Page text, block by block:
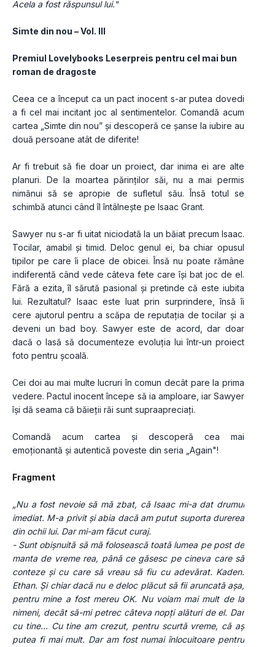
Acela a fost răspunsul lui."
Simte din nou – Vol. III
Premiul Lovelybooks Leserpreis pentru cel mai bun
roman de dragoste
Ceea ce a început ca un pact inocent s-ar putea dovedi
a fi cel mai incitant joc al sentimentelor. Comandă acum
cartea „Simte din nou” și descoperă ce șanse la iubire au
două persoane atât de diferite!
Ar fi trebuit să fie doar un proiect, dar inima ei are alte
planuri. De la moartea părinților săi, nu a mai permis
nimănui să se apropie de sufletul său. Însă totul se
schimbă atunci când îl întâlnește pe Isaac Grant.
Sawyer nu s-ar fi uitat niciodată la un băiat precum Isaac.
Tocilar, amabil și timid. Deloc genul ei, ba chiar opusul
tipilor pe care îi place de obicei. Însă nu poate rămâne
indiferentă când vede câteva fete care își bat joc de el.
Fără a ezita, îl sărută pasional și pretinde că este iubita
lui. Rezultatul? Isaac este luat prin surprindere, însă îi
cere ajutorul pentru a scăpa de reputația de tocilar și a
deveni un bad boy. Sawyer este de acord, dar doar
dacă o lasă să documenteze evoluția lui într-un proiect
foto pentru școală.
Cei doi au mai multe lucruri în comun decât pare la prima
vedere. Pactul inocent începe să ia amploare, iar Sawyer
își dă seama că băieții răi sunt supraapreciați.
Comandă acum cartea și descoperă cea mai
emoționantă și autentică poveste din seria „Again"!
Fragment
„Nu a fost nevoie să mă zbat, că Isaac mi-a dat drumul
imediat. M-a privit și abia dacă am putut suporta durerea
din ochii lui. Dar mi-am făcut curaj.
- Sunt obișnuită să mă folosească toată lumea pe post de
manta de vreme rea, până ce găsesc pe cineva care să
conteze și cu care să vreau să fiu cu adevărat. Kaden.
Ethan. Și chiar dacă nu e deloc plăcut să fii aruncată așa,
pentru mine a fost mereu OK. Nu voiam mai mult de la
nimeni, decât să-mi petrec câteva nopți alături de el. Dar
cu tine... Cu tine am crezut, pentru scurtă vreme, că aș
putea fi mai mult. Dar am fost numai înlocuitoare pentru